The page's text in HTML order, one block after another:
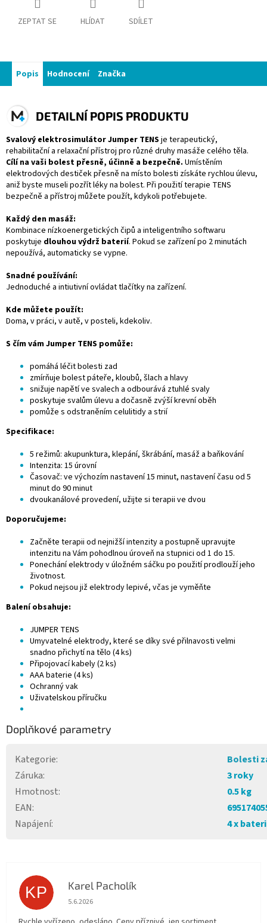
ZEPTAT SE HLÍDAT SDÍLET
Popis Hodnocení Značka
DETAILNÍ POPIS PRODUKTU
Svalový elektrosimulátor Jumper TENS je terapeutický,
rehabilitační a relaxační přístroj pro různé druhy masáže celého těla.
Cílí na vaši bolest přesně, účinně a bezpečně. Umístěním
elektrodových destiček přesně na místo bolesti získáte rychlou úlevu,
aniž byste museli pozřít léky na bolest. Při použití terapie TENS
bezpečně a přístroj můžete použít, kdykoli potřebujete.
Každý den masáž:
Kombinace nízkoenergetických čipů a inteligentního softwaru
poskytuje dlouhou výdrž baterií. Pokud se zařízení po 2 minutách
nepoužívá, automaticky se vypne.
Snadné používání:
Jednoduché a intiutivní ovládat tlačítky na zařízení.
Kde můžete použít:
Doma, v práci, v autě, v posteli, kdekoliv.
S čím vám Jumper TENS pomůže:
pomáhá léčit bolesti zad
zmírňuje bolest páteře, kloubů, šlach a hlavy
snižuje napětí ve svalech a odbourává ztuhlé svaly
poskytuje svalům úlevu a dočasně zvýší krevní oběh
pomůže s odstraněním celulitidy a strií
Specifikace:
5 režimů: akupunktura, klepání, škrábání, masáž a baňkování
Intenzita: 15 úrovní
Časovač: ve výchozím nastavení 15 minut, nastavení času od 5
minut do 90 minut
dvoukanálové provedení, užijte si terapii ve dvou
Doporučujeme:
Začněte terapii od nejnižší intenzity a postupně upravujte
intenzitu na Vám pohodlnou úroveň na stupnici od 1 do 15.
Ponechání elektrody v úložném sáčku po použití prodlouží jeho
životnost.
Pokud nejsou již elektrody lepivé, včas je vyměňte
Balení obsahuje:
JUMPER TENS
Umyvatelné elektrody, které se díky své přilnavosti velmi
snadno přichytí na tělo (4 ks)
Připojovací kabely (2 ks)
AAA baterie (4 ks)
Ochranný vak
Uživatelskou příručku
Doplňkové parametry
Kategorie:
Bolesti
Záruka:
3 roky
Hmotnost:
0.5 kg
EAN:
Napájení: 4 x
KP Karel Pacholík
Hodnocení obchodu je 4 z 5 hvězdiček.
5.6.2026